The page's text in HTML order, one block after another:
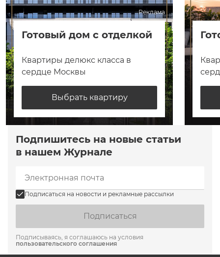
Реклама
Готовый дом с отделкой
Квартиры делюкс класса в
сердце Москвы
Выбрать квартиру
Подпишитесь на новые статьи
в нашем Журнале
Подписаться на новости и рекламные рассылки
Подписаться
Подписываясь, я соглашаюсь на условия
пользовательского соглашения